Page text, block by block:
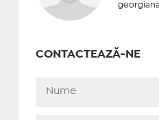
CONTACTEAZĂ-NE